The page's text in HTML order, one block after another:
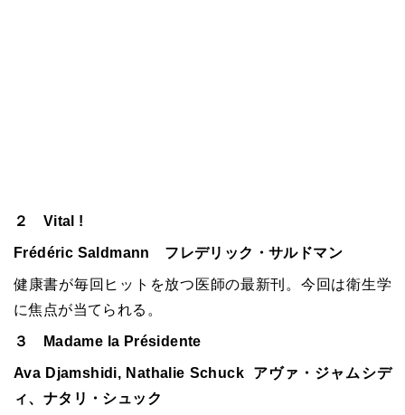
２ Vital !
Frédéric Saldmann フレデリック・サルドマン
健康書が毎回ヒットを放つ医師の最新刊。今回は衛生学
に焦点が当てられる。
３ Madame la Présidente
Ava Djamshidi, Nathalie Schuck アヴァ・ジャムシデ
ィ、ナタリ・シュック